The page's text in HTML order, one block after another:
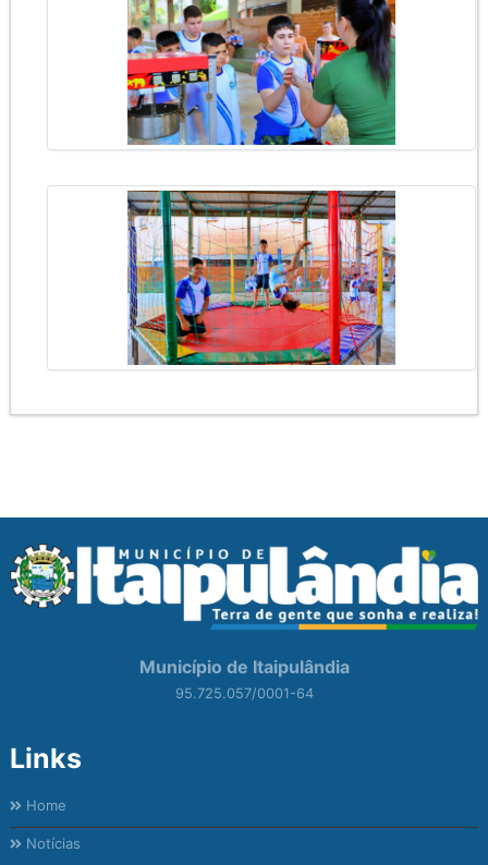
Município de Itaipulândia
95.725.057/0001-64
Links
Home
Notícias